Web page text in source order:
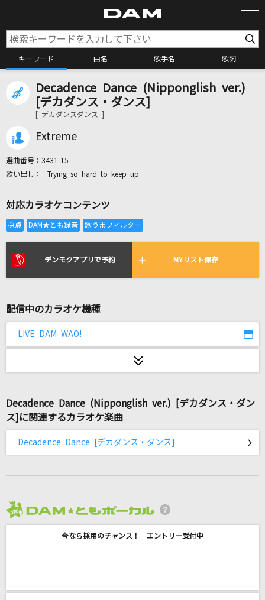
キーワード 曲名 歌手名 歌詞
カラオケ検索
カラオケリクエスト
リアルタイムで歌われている曲の一覧
PAPARAZZI
[生音]レイメイ
さユり×MY FIRST STORY
ONE OK ROCK
残響散歌 -アニメ映像 ver.-(TVサイズ)
Aimer(エメ)
BOW AND ARROW(ビデオクリップバージョン)
BUMP OF CHICKEN
[オリカラ]色は匂へど 散りぬるを
Decadence Dance (Nipponglish ver.)
[デカダンス・ダンス]
[ デカダンスダンス ]
Extreme
選曲番号： 3431-15
Trying so hard to keep up
対応カラオケコンテンツ
デンモクアプリで予約 MYリスト保存
配信中のカラオケ機種
LIVE DAM WAO!
Decadence Dance (Nipponglish ver.) [デカダンス・ダン
ス]に関連するカラオケ楽曲
Decadence Dance [デカダンス・ダンス]
今なら採用のチャンス！ エントリー受付中